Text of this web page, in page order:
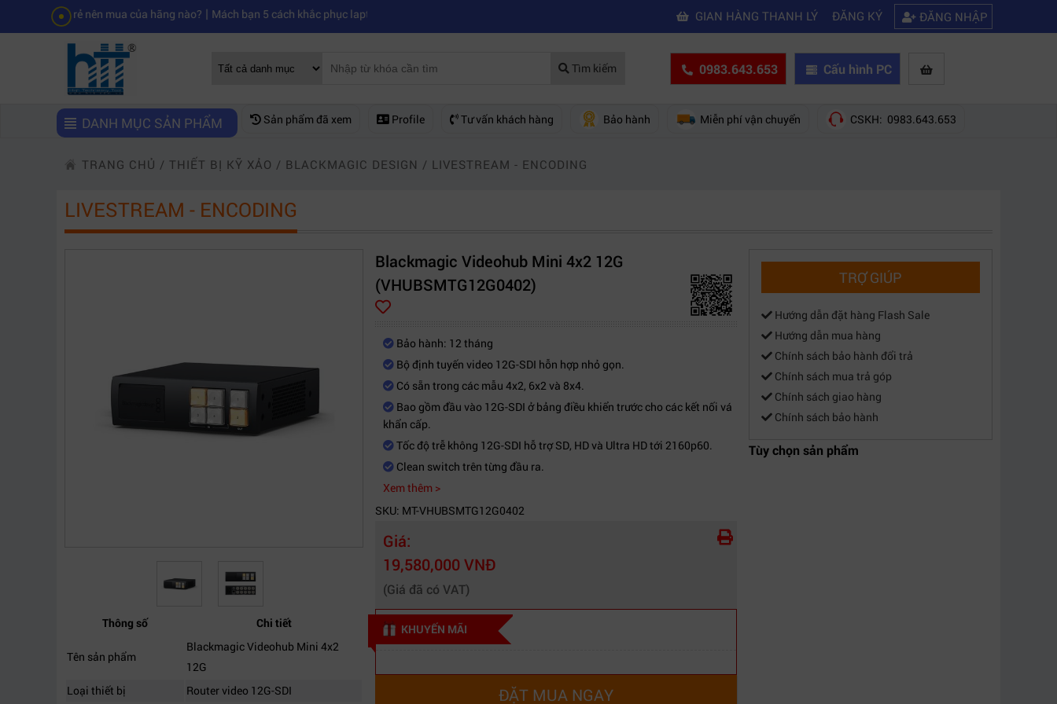
rẻ nên mua của hãng nào?| Mách bạn 5 cách khắc phục laptop không kết nối được wifi Kinh nghiệm chọn mua máy quay phim giá rẻ bạn nên biết|Hướng dẫn tự build PC chơi game, tưởng không dễ mà dễ không
GIAN HÀNG THANH LÝ ĐĂNG KÝ ĐĂNG NHẬP
Tìm kiếm 0983.643.653 Cấu hình PC
DANH MỤC SẢN PHẨM Sản phẩm đã xem Profile Tư vấn khách hàng Bảo hành Miễn phí vận chuyển CSKH: 0983.643.653
TRANG CHỦ / THIẾT BỊ KỸ XẢO / BLACKMAGIC DESIGN / LIVESTREAM - ENCODING
LIVESTREAM - ENCODING
Thông số Chi tiết
Tên sản phẩm
Blackmagic Videohub Mini 4x2
12G
Loại thiết bị
Router video 12G-SDI
Blackmagic Videohub Mini 4x2 12G
(VHUBSMTG12G0402)
Bảo hành: 12 tháng
Bộ định tuyến video 12G-SDI hỗn hợp nhỏ gọn.
Có sẵn trong các mẫu 4x2, 6x2 và 8x4.
Bao gồm đầu vào 12G-SDI ở bảng điều khiển trước cho các kết nối vá
khẩn cấp.
Tốc độ trễ không 12G-SDI hỗ trợ SD, HD và Ultra HD tới 2160p60.
Clean switch trên từng đầu ra.
Xem thêm >
SKU: MT-VHUBSMTG12G0402
Giá:
19,580,000 VNĐ
(Giá đã có VAT)
KHUYẾN MÃI
ĐẶT MUA NGAY
TRỢ GIÚP
Hướng dẫn đặt hàng Flash Sale
Hướng dẫn mua hàng
Chính sách bảo hành đổi trả
Chính sách mua trả góp
Chính sách giao hàng
Chính sách bảo hành
Tùy chọn sản phẩm